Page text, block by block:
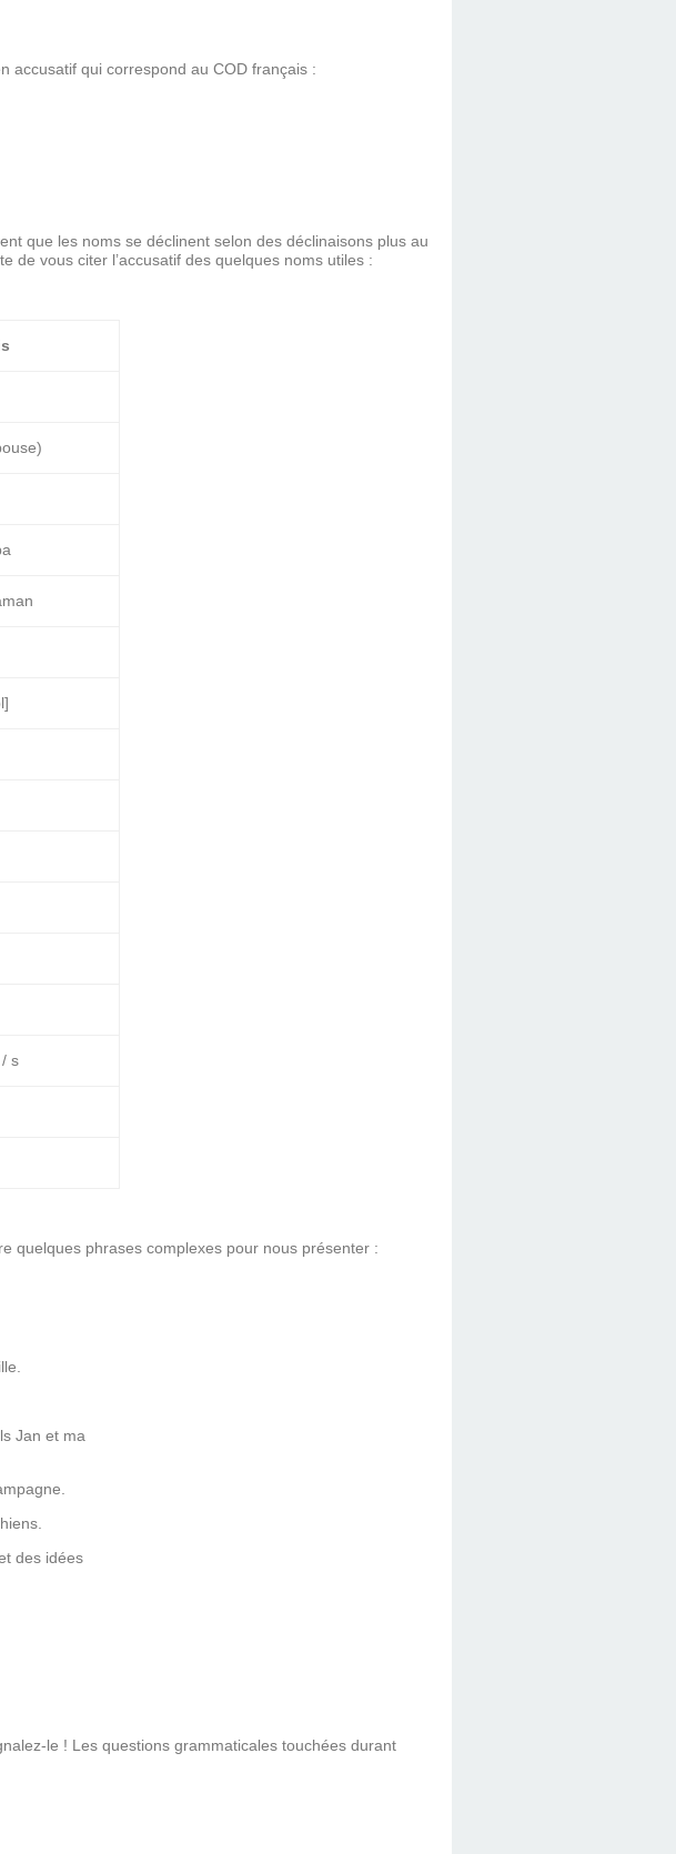
accusatif qui correspond au COD français :
que les noms se déclinent selon des déclinaisons plus au
de vous citer l’accusatif des quelques noms utiles :
s
quelques phrases complexes pour nous présenter :
Jan et ma
des idées
le ! Les questions grammaticales touchées durant